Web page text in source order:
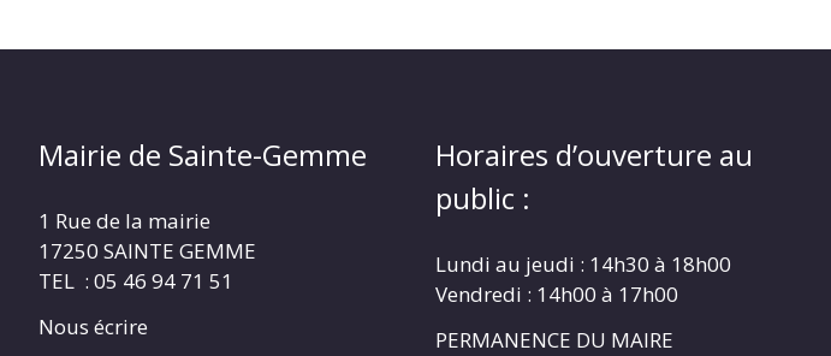
Mairie de Sainte-Gemme
1 Rue de la mairie
17250 SAINTE GEMME
TEL : 05 46 94 71 51
Nous écrire
Horaires d’ouverture au
public :
Lundi au jeudi : 14h30 à 18h00
Vendredi : 14h00 à 17h00
PERMANENCE DU MAIRE